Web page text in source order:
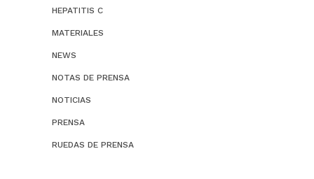
HEPATITIS C
MATERIALES
NEWS
NOTAS DE PRENSA
NOTICIAS
PRENSA
RUEDAS DE PRENSA